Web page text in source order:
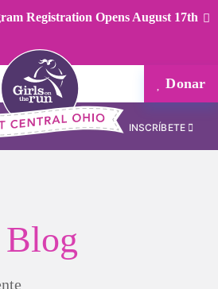
Registration Opens August 17th
Donar
INSCRÍBETE
Blog